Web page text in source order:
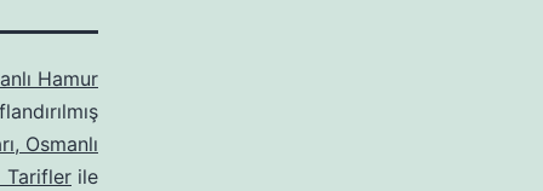
Hamur
Osmanlı
Tarifler ile